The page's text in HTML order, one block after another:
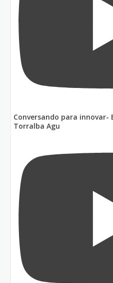
Conversando para innovar-
Torralba Agu